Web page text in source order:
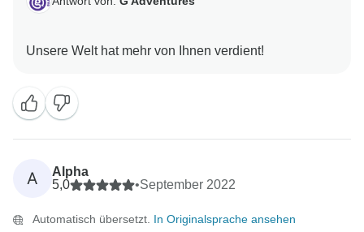
A
Alpha
5,0
•September 2022
Automatisch übersetzt. In Originalsprache ansehen